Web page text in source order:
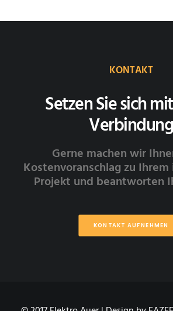
KONTAKT
Setzen Sie sich
Verbindung
Gerne machen wir
Kostenvoranschlag zu
Projekt und beantworten
KONTAKT AUFNEHMEN